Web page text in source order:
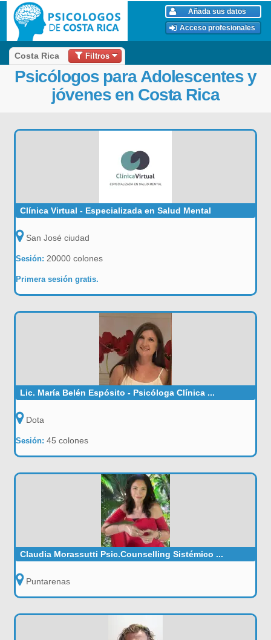
Añada sus datos
Acceso profesionales
Costa Rica Filtros
Psicólogos para Adolescentes y
jóvenes en Costa Rica
Clínica Virtual - Especializada en Salud Mental
San José ciudad
Sesión:20000 colones
Primera sesión gratis.
Lic. María Belén Espósito - Psicóloga Clínica ...
Dota
Sesión:45 colones
Claudia Morassutti Psic.Counselling Sistémico ...
Puntarenas